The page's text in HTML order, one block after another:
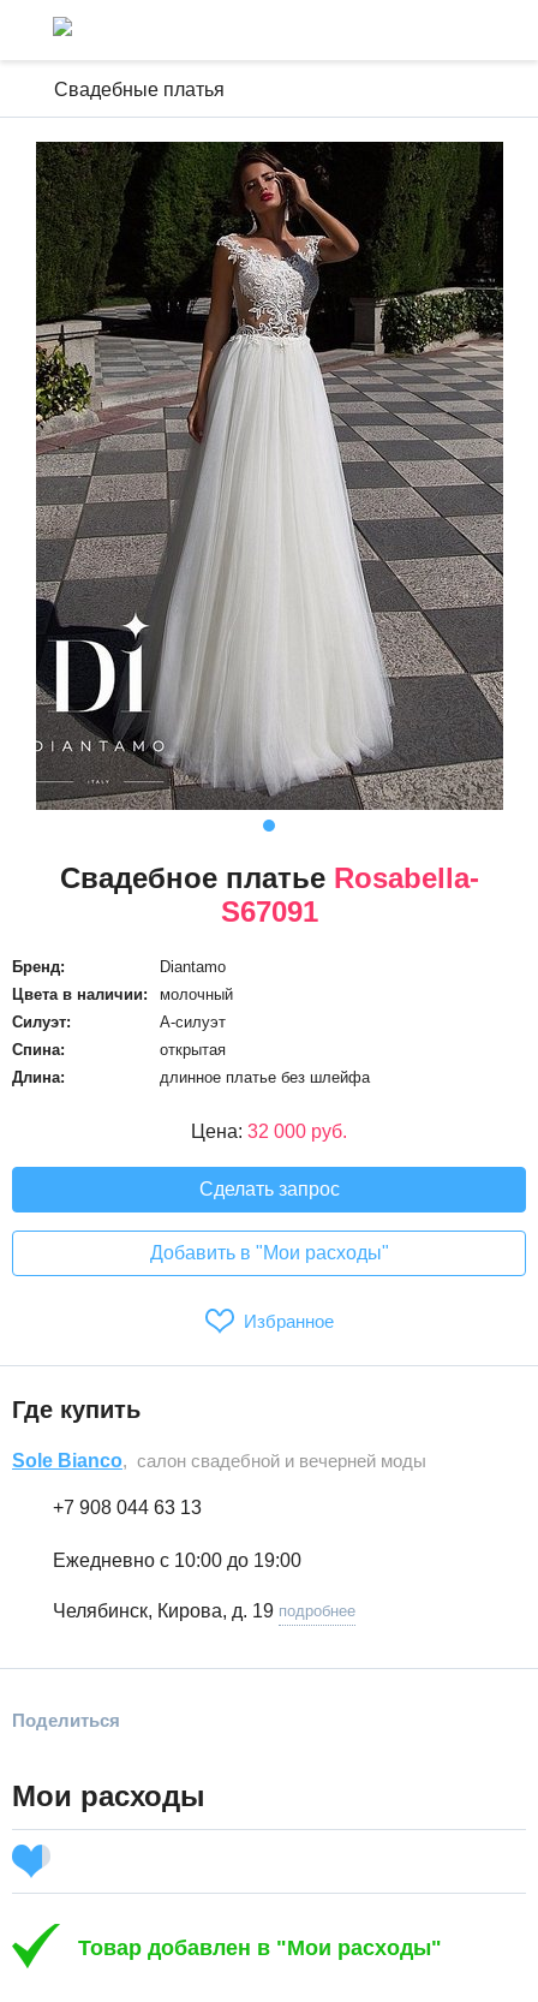
Свадебные платья
Свадебное платье Rosabella-
S67091
Бренд:
Diantamo
Цвета в наличии:
молочный
Силуэт:
А-силуэт
Спина:
открытая
Длина:
длинное платье без шлейфа
Цена: 32 000 руб.
Сделать запрос
Добавить в "Мои расходы"
Избранное
Где купить
Sole Bianco, салон свадебной и вечерней моды
+7 908 044 63 13
Ежедневно с 10:00 до 19:00
Челябинск, Кирова, д. 19 подробнее
Поделиться
Мои расходы
Товар добавлен в "Мои расходы"